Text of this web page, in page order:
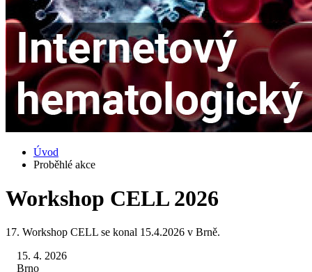
Úvod
Proběhlé akce
Workshop CELL 2026
17. Workshop CELL se konal 15.4.2026 v Brně.
15. 4. 2026
Brno